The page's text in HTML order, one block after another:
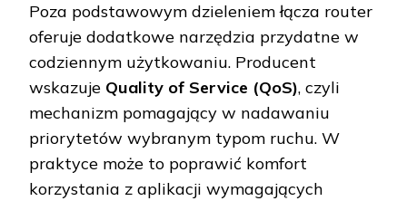
Poza podstawowym dzieleniem łącza router
oferuje dodatkowe narzędzia przydatne w
codziennym użytkowaniu. Producent
wskazuje Quality of Service (QoS), czyli
mechanizm pomagający w nadawaniu
priorytetów wybranym typom ruchu. W
praktyce może to poprawić komfort
korzystania z aplikacji wymagających